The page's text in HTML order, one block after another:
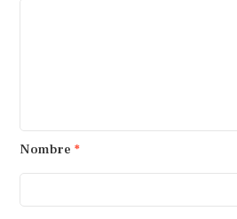
Nombre *